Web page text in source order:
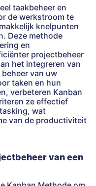
taakbeheer en
de werkstroom te
knelpunten
Deze methode
en
projectbeheer
het integreren van
beheer van uw
taken en hun
verbeteren Kanban
ze effectief
wat
van de productiviteit
van een